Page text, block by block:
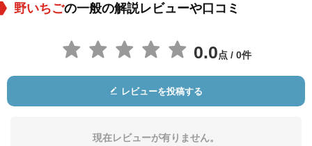
Sif Ruud
野いちごの一般の解説レビューや口コミ
0.0点 / 0件
レビューを投稿する
現在レビューが有りません。